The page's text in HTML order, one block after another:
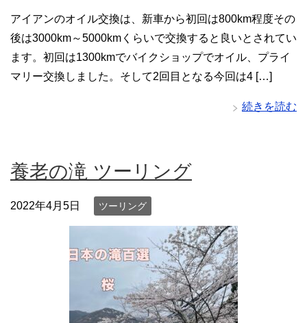
アイアンのオイル交換は、新車から初回は800km程度その
後は3000km～5000kmくらいで交換すると良いとされてい
ます。初回は1300kmでバイクショップでオイル、プライ
マリー交換しました。そして2回目となる今回は4 […]
続きを読む
養老の滝 ツーリング
2022年4月5日 ツーリング